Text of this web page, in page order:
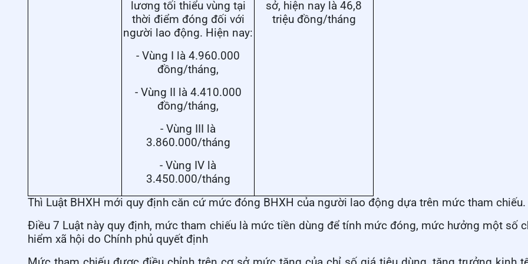
lương tối thiểu vùng tại
thời điểm đóng đối với
người lao động. Hiện nay:
- Vùng I là 4.960.000
đồng/tháng,
- Vùng II là 4.410.000
đồng/tháng,
- Vùng III là
3.860.000/tháng
- Vùng IV là
3.450.000/tháng
sở, hiện nay là 46,8
triệu đồng/tháng
Thì Luật BHXH mới quy định căn cứ mức đóng BHXH của người lao động dựa trên mức tham chiếu.
Điều 7 Luật này quy định, mức tham chiếu là mức tiền dùng để tính mức đóng, mức hưởng một số
hiểm xã hội do Chính phủ quyết định